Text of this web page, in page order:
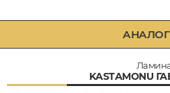
KASTAMONU